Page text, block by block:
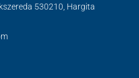
530210, Hargita